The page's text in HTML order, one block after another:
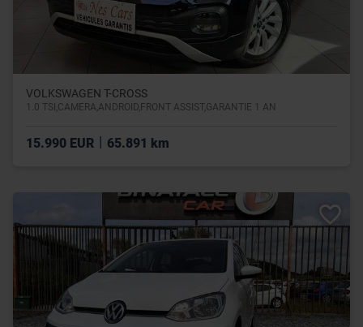
VOLKSWAGEN T-CROSS
1.0 TSI,CAMERA,ANDROID,FRONT ASSIST,GARANTIE 1 AN
15.990 EUR | 65.891 km